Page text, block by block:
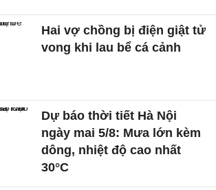
Hai vợ chồng bị điện giật tử
vong khi lau bể cá cảnh
Dự báo thời tiết Hà Nội
ngày mai 5/8: Mưa lớn kèm
dông, nhiệt độ cao nhất
30°C